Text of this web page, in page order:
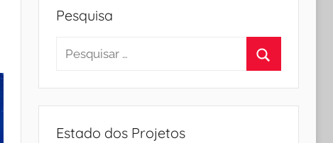
Pesquisa
Pesquisar
Estado dos Projetos